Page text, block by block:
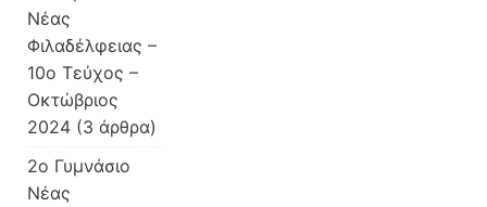
Νέας
Φιλαδέλφειας –
10o Τεύχος –
Οκτώβριος
2024 (3 άρθρα)
2o Γυμνάσιο
Νέας